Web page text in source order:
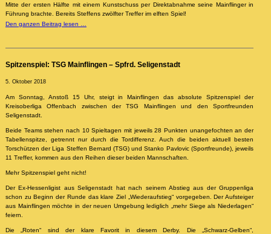
Mitte der ersten Hälfte mit einem Kunstschuss per Direktabnahme seine Mainflinger in
Führung brachte. Bereits Steffens zwölfter Treffer im elften Spiel!
Den ganzen Beitrag lesen …
Spitzenspiel: TSG Mainflingen – Spfrd. Seligenstadt
5. Oktober 2018
Am Sonntag, Anstoß 15 Uhr, steigt in Mainflingen das absolute Spitzenspiel der
Kreisoberliga Offenbach zwischen der TSG Mainflingen und den Sportfreunden
Seligenstadt.
Beide Teams stehen nach 10 Spieltagen mit jeweils 28 Punkten unangefochten an der
Tabellenspitze, getrennt nur durch die Tordifferenz. Auch die beiden aktuell besten
Torschützen der Liga Steffen Bernard (TSG) und Stanko Pavlovic (Sportfreunde), jeweils
11 Treffer, kommen aus den Reihen dieser beiden Mannschaften.
Mehr Spitzenspiel geht nicht!
Der Ex-Hessenligist aus Seligenstadt hat nach seinem Abstieg aus der Gruppenliga
schon zu Beginn der Runde das klare Ziel „Wiederaufstieg“ vorgegeben. Der Aufsteiger
aus Mainflingen möchte in der neuen Umgebung lediglich „mehr Siege als Niederlagen“
feiern.
Die „Roten“ sind der klare Favorit in diesem Derby. Die „Schwarz-Gelben“,